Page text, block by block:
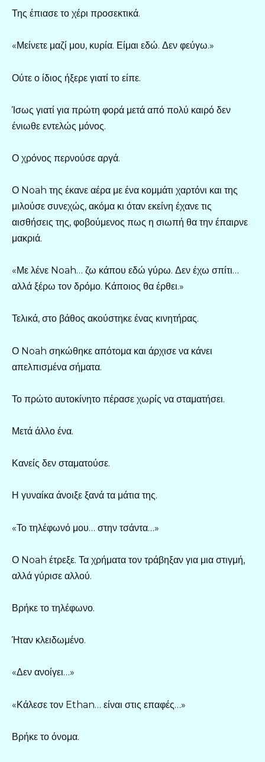
Της έπιασε το χέρι προσεκτικά.
«Μείνετε μαζί μου, κυρία. Είμαι εδώ. Δεν φεύγω.»
Ούτε ο ίδιος ήξερε γιατί το είπε.
Ίσως γιατί για πρώτη φορά μετά από πολύ καιρό δεν
ένιωθε εντελώς μόνος.
Ο χρόνος περνούσε αργά.
Ο Noah της έκανε αέρα με ένα κομμάτι χαρτόνι και της
μιλούσε συνεχώς, ακόμα κι όταν εκείνη έχανε τις
αισθήσεις της, φοβούμενος πως η σιωπή θα την έπαιρνε
μακριά.
«Με λένε Noah… ζω κάπου εδώ γύρω. Δεν έχω σπίτι…
αλλά ξέρω τον δρόμο. Κάποιος θα έρθει.»
Τελικά, στο βάθος ακούστηκε ένας κινητήρας.
Ο Noah σηκώθηκε απότομα και άρχισε να κάνει
απελπισμένα σήματα.
Το πρώτο αυτοκίνητο πέρασε χωρίς να σταματήσει.
Μετά άλλο ένα.
Κανείς δεν σταματούσε.
Η γυναίκα άνοιξε ξανά τα μάτια της.
«Το τηλέφωνό μου… στην τσάντα…»
Ο Noah έτρεξε. Τα χρήματα τον τράβηξαν για μια στιγμή,
αλλά γύρισε αλλού.
Βρήκε το τηλέφωνο.
Ήταν κλειδωμένο.
«Δεν ανοίγει…»
«Κάλεσε τον Ethan… είναι στις επαφές…»
Βρήκε το όνομα.